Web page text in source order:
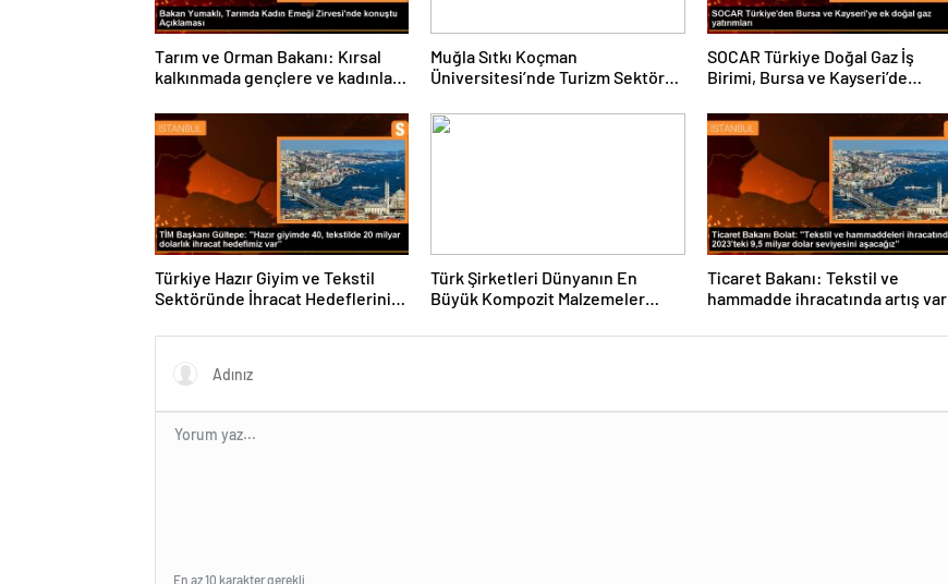
Tarım ve Orman Bakanı: Kırsal
kalkınmada gençlere ve kadınlara
Muğla Sıtkı Koçman
Üniversitesi’nde Turizm Sektörü
SOCAR Türkiye Doğal Gaz İş
Birimi, Bursa ve Kayseri’de
Türkiye Hazır Giyim ve Tekstil
Sektöründe İhracat Hedeflerini
Türk Şirketleri Dünyanın En
Büyük Kompozit Malzemeler
Ticaret Bakanı: Tekstil ve
hammadde ihracatında artış var
En az 10 karakter gerekli